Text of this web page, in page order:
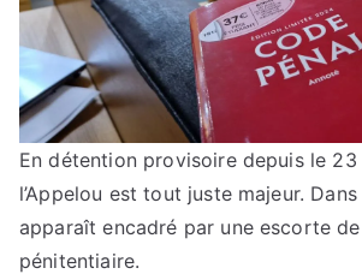
En détention provisoire depuis le 23
l’Appelou est tout juste majeur.
apparaît encadré par une escorte
pénitentiaire.